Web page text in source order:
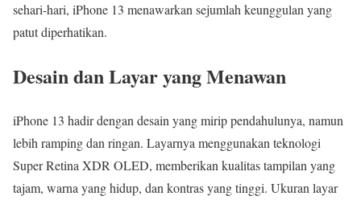
sehari-hari, iPhone 13 menawarkan sejumlah keunggulan yang
patut diperhatikan.
Desain dan Layar yang Menawan
iPhone 13 hadir dengan desain yang mirip pendahulunya, namun
lebih ramping dan ringan. Layarnya menggunakan teknologi
Super Retina XDR OLED, memberikan kualitas tampilan yang
tajam, warna yang hidup, dan kontras yang tinggi. Ukuran layar